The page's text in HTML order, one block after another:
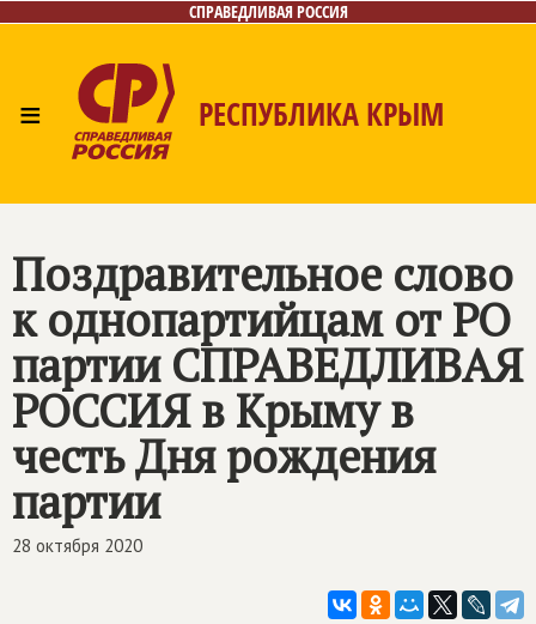
СПРАВЕДЛИВАЯ РОССИЯ
≡ РЕСПУБЛИКА КРЫМ
Поздравительное слово
к однопартийцам от РО
партии СПРАВЕДЛИВАЯ
РОССИЯв Крыму в
честь Дня рождения
партии
28 октября 2020